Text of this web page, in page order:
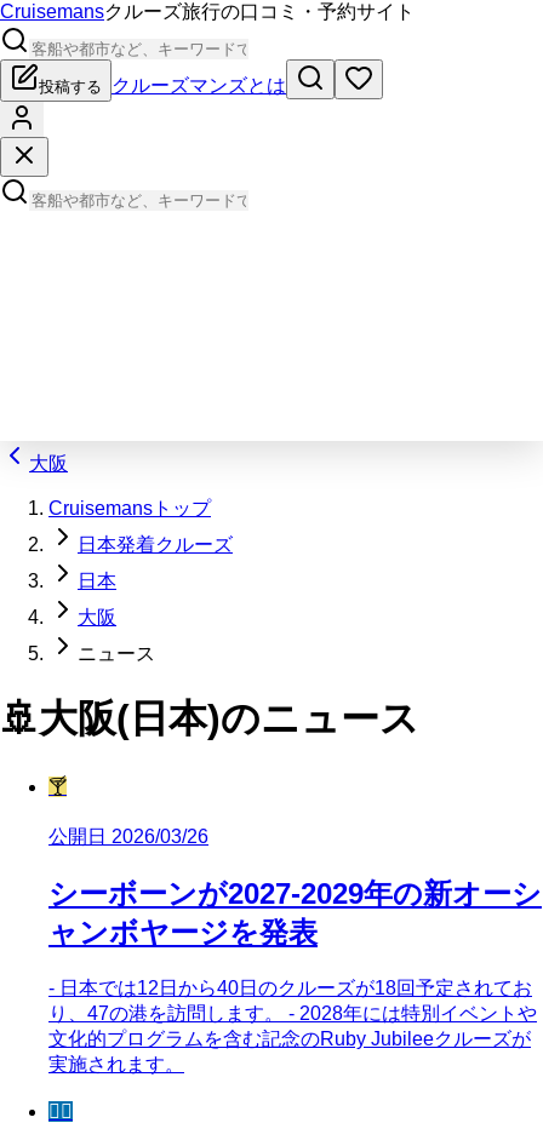
Cruisemansクルーズ旅行の口コミ・予約サイト
投稿する クルーズマンズとは
大阪
Cruisemansトップ
日本発着クルーズ
日本
大阪
ニュース
🚢大阪(日本)のニュース
🍸
公開日 2026/03/26
シーボーンが2027-2029年の新オーシ
ャンボヤージを発表
- 日本では12日から40日のクルーズが18回予定されてお
り、47の港を訪問します。 - 2028年には特別イベントや
文化的プログラムを含む記念のRuby Jubileeクルーズが
実施されます。
🧜‍♀️